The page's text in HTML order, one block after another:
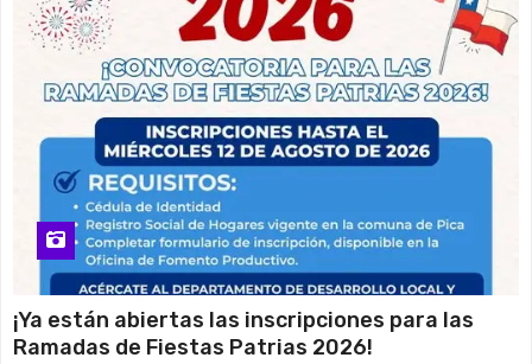
¡Ya están abiertas las inscripciones para las
Ramadas de Fiestas Patrias 2026!